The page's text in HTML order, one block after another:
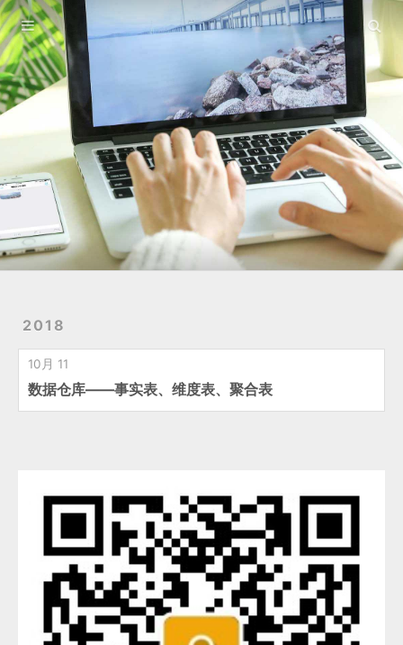
2018
10月 11
数据仓库——事实表、维度表、聚合表
友链
关于